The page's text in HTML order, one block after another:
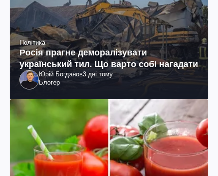
Політика
Росія прагне деморалізувати
український тил. Що варто собі нагадати
Юрій Богданов3 дні тому
Блогер